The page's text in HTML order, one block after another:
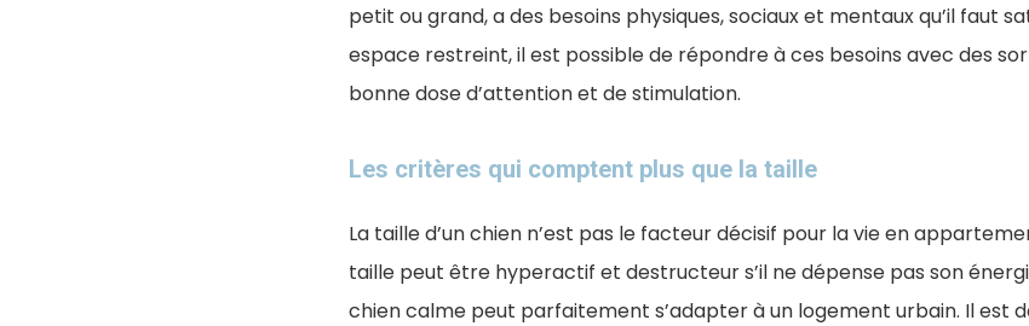
petit ou grand, a des besoins physiques, sociaux et mentaux qu’il faut
espace restreint, il est possible de répondre à ces besoins avec des
bonne dose d’attention et de stimulation.
Les critères qui comptent plus que la taille
La taille d’un chien n’est pas le facteur décisif pour la vie en
taille peut être hyperactif et destructeur s’il ne dépense pas son
chien calme peut parfaitement s’adapter à un logement urbain. Il est